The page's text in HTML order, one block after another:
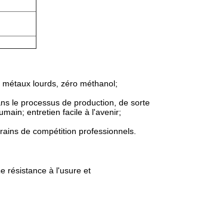
lourds, zéro méthanol;
le processus de production, de sorte
entretien facile à l'avenir;
de compétition professionnels.
résistance à l'usure et